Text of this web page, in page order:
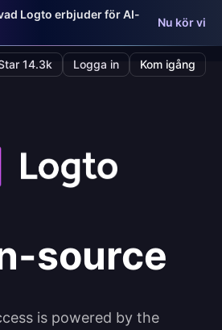
Logto erbjuder för AI-
Nu kör vi
14.3k Logga in Kom igång
source
is powered by the